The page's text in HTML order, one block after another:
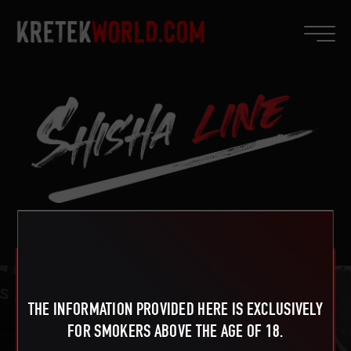
SHISHA SCARLET
FROST
THE INFORMATION PROVIDED HERE IS EXCLUSIVELY
FOR SMOKERS ABOVE THE AGE OF 18.